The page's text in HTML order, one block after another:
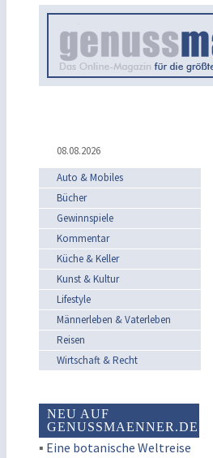
08.08.2026
Auto & Mobiles
Bücher
Gewinnspiele
Kommentar
Küche & Keller
Kunst & Kultur
Lifestyle
Männerleben & Vaterleben
Reisen
Wirtschaft & Recht
NEU AUF
GENUSSMAENNER.DE
▪ Eine botanische Weltreise